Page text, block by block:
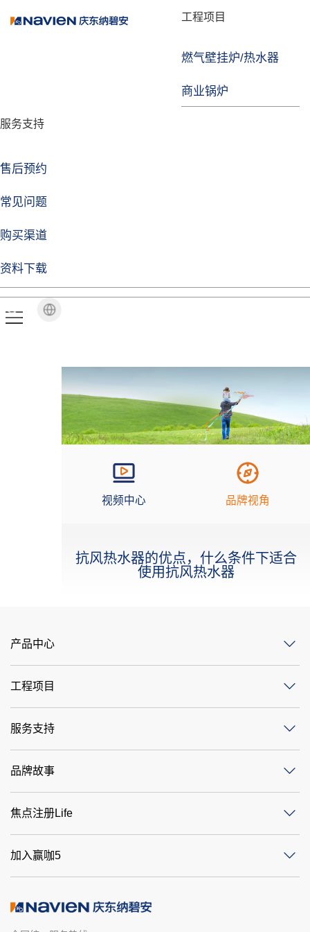
工程项目
燃气壁挂炉/热水器
商业锅炉
服务支持
售后预约
常见问题
购买渠道
资料下载
品牌故事
技术实力
企业动态
焦点注册Life
品牌视角
视频中心 品牌视角
抗风热水器的优点，什么条件下适合
使用抗风热水器
产品中心
工程项目
服务支持
品牌故事
焦点注册Life
加入赢咖5